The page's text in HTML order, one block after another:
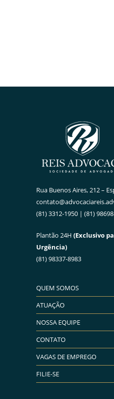
Rua Buenos Aires, 212 –
(81) 3312-1950 | (81)
Plantão 24H (Exclusivo
Urgência)
(81) 98337-8983
QUEM SOMOS
ATUAÇÃO
NOSSA EQUIPE
CONTATO
VAGAS DE EMPREGO
FILIE-SE